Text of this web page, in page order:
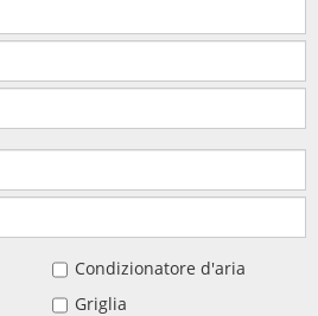
Condizionatore d'aria
Griglia